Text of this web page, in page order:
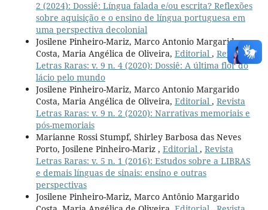
2 (2024): Dossiê: Língua falada e/ou escrita? Reflexões
sobre aquisição e o ensino de língua portuguesa em
uma perspectiva decolonial
Josilene Pinheiro-Mariz, Marco Antonio Margarido
Costa, Maria Angélica de Oliveira, Editorial , Revista
Letras Raras: v. 9 n. 4 (2020): Dossiê: A última flor do
lácio pelo mundo
Josilene Pinheiro-Mariz, Marco Antonio Margarido
Costa, Maria Angélica de Oliveira, Editorial , Revista
Letras Raras: v. 9 n. 2 (2020): Narrativas memoriais e
pós-memoriais
Marianne Rossi Stumpf, Shirley Barbosa das Neves
Porto, Josilene Pinheiro-Mariz , Editorial , Revista
Letras Raras: v. 5 n. 1 (2016): Estudos sobre a LIBRAS
e demais línguas de sinais: ensino e outras
perspectivas
Josilene Pinheiro-Mariz, Marco Antônio Margarido